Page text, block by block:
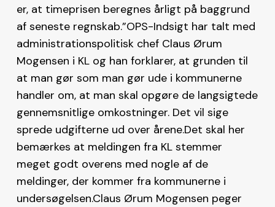
er, at timeprisen beregnes årligt på baggrund
af seneste regnskab.”OPS-Indsigt har talt med
administrationspolitisk chef Claus Ørum
Mogensen i KL og han forklarer, at grunden til
at man gør som man gør ude i kommunerne
handler om, at man skal opgøre de langsigtede
gennemsnitlige omkostninger. Det vil sige
sprede udgifterne ud over årene.Det skal her
bemærkes at meldingen fra KL stemmer
meget godt overens med nogle af de
meldinger, der kommer fra kommunerne i
undersøgelsen.Claus Ørum Mogensen peger